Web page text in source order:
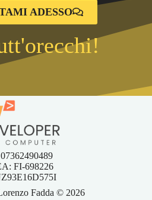
ADESSO
FI-698226
Fadda © 2026